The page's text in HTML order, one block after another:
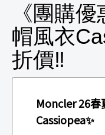
《團購
帽風衣
折價‼️
Moncler 26春
Cassiopea✨